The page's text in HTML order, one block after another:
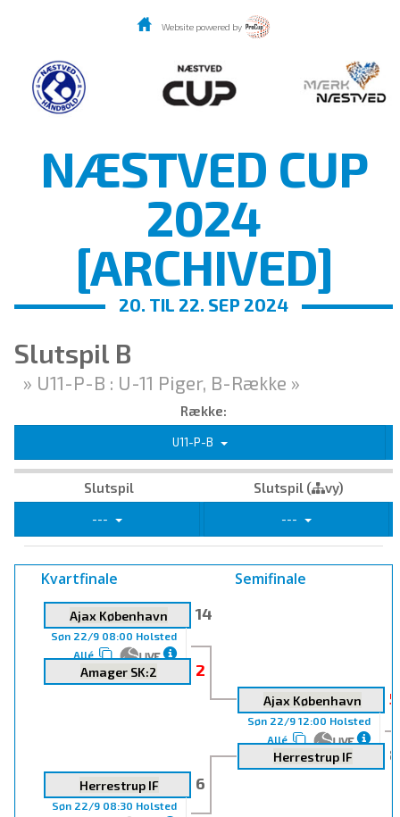
Website powered by
NÆSTVED CUP
2024
[ARCHIVED]
20. TIL 22. SEP 2024
Slutspil B
» U11-P-B : U-11 Piger, B-Række »
Række:
U11-P-B
Slutspil Slutspil ( vy)
--- ---
Kvartfinale Semifinale
Ajax København 14
Søn 22/9 08:00 Holsted
Allé
Amager SK:2 2
Herrestrup IF 6
Søn 22/9 08:30 Holsted
Ajax København 5
Søn 22/9 12:00 Holsted
Allé
Herrestrup IF 8